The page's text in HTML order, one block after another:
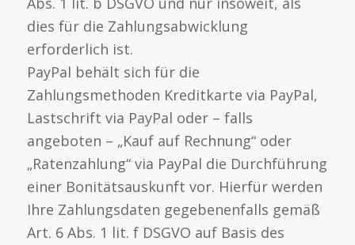
dies für die Zahlungsabwicklung
erforderlich ist.
PayPal behält sich für die
Zahlungsmethoden Kreditkarte via PayPal,
Lastschrift via PayPal oder – falls
angeboten – „Kauf auf Rechnung“ oder
„Ratenzahlung“ via PayPal die Durchführung
einer Bonitätsauskunft vor. Hierfür werden
Ihre Zahlungsdaten gegebenenfalls gemäß
Art. 6 Abs. 1 lit. f DSGVO auf Basis des